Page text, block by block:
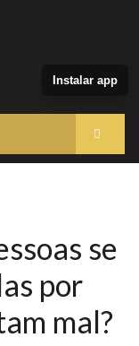
se
por
mal?
Instalar app